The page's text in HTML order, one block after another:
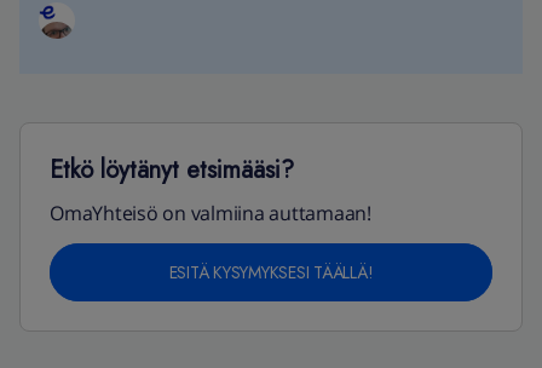
Etkö löytänyt etsimääsi?
OmaYhteisö on valmiina auttamaan!
ESITÄ KYSYMYKSESI TÄÄLLÄ!